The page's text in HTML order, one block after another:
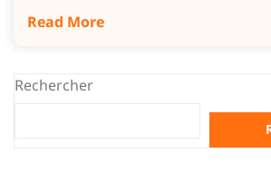
Read More
Rechercher